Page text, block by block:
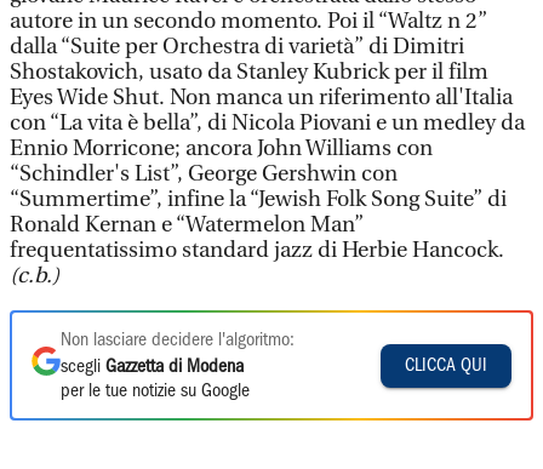
autore in un secondo momento. Poi il “Waltz n 2”
dalla “Suite per Orchestra di varietà” di Dimitri
Shostakovich, usato da Stanley Kubrick per il film
Eyes Wide Shut. Non manca un riferimento all'Italia
con “La vita è bella”, di Nicola Piovani e un medley da
Ennio Morricone; ancora John Williams con
“Schindler's List”, George Gershwin con
“Summertime”, infine la “Jewish Folk Song Suite” di
Ronald Kernan e “Watermelon Man”
frequentatissimo standard jazz di Herbie Hancock.
(c.b.)
Non lasciare decidere l'algoritmo:
scegli Gazzetta di Modena
per le tue notizie su Google
CLICCA QUI